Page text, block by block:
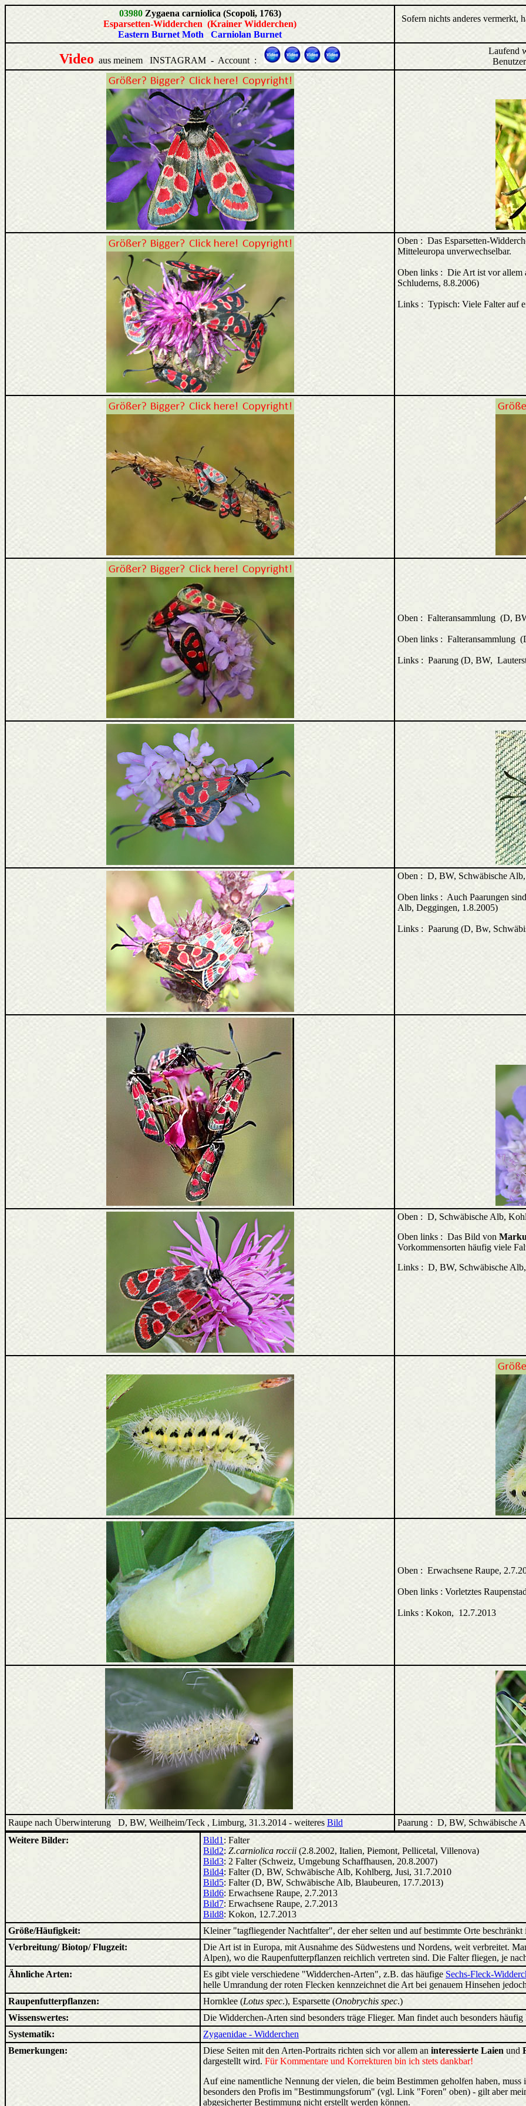
03980 Zygaena carniolica (Scopoli, 1763)
Esparsetten-Widderchen (Krainer Widderchen)
Eastern Burnet Moth Carniolan Burnet
Sofern nichts anderes vermerkt,
Video aus meinem INSTAGRAM - Account :
Laufend
Oben : Das Esparsetten-
Mitteleuropa unverwechselbar.
Oben links : Die Art ist vor allem
Schluderns, 8.8.2006)
Links : Typisch: Viele Falter auf
Oben : Falteransammlung (D,
Oben links : Falteransammlung
Links : Paarung (D, BW,
Oben : D, BW, Schwäbische
Oben links : Auch Paarungen
Alb, Deggingen, 1.8.2005)
Links : Paarung (D, Bw,
Oben : D, Schwäbische Alb,
Oben links : Das Bild von
Vorkommensorten häufig viele
Links : D, BW, Schwäbische
Oben : Erwachsene Raupe,
Oben links : Vorletztes
Links : Kokon, 12.7.2013
Raupe nach Überwinterung D, BW, Weilheim/Teck , Limburg, 31.3.2014 - weiteres Bild
Paarung : D, BW, Schwäbische
Weitere Bilder:
Bild1 : Falter
Bild2: Z.carniolica roccii (2.8.2002, Italien, Piemont, Pellicetal, Villenova)
Bild3: 2 Falter (Schweiz, Umgebung Schaffhausen, 20.8.2007)
Bild4: Falter (D, BW, Schwäbische Alb, Kohlberg, Jusi, 31.7.2010
Bild5: Falter (D, BW, Schwäbische Alb, Blaubeuren, 17.7.2013)
Bild6: Erwachsene Raupe, 2.7.2013
Bild7: Erwachsene Raupe, 2.7.2013
Bild8: Kokon, 12.7.2013
Größe/Häufigkeit:
Kleiner "tagfliegender Nachtfalter", der eher selten und auf bestimmte Orte beschränkt
Verbreitung/ Biotop/ Flugzeit:
Die Art ist in Europa, mit Ausnahme des Südwestens und Nordens, weit verbreitet.
Alpen), wo die Raupenfutterpflanzen reichlich vertreten sind. Die Falter fliegen, je
Ähnliche Arten:
Es gibt viele verschiedene "Widderchen-Arten", z.B. das häufige Sechs-Fleck-
helle Umrandung der roten Flecken kennzeichnet die Art bei genauem Hinsehen
Raupenfutterpflanzen:
Hornklee (Lotus spec.), Esparsette (Onobrychis spec.)
Wissenswertes:
Die Widderchen-Arten sind besonders träge Flieger. Man findet auch besonders
Systematik:
Zygaenidae - Widderchen
Bemerkungen:
Diese Seiten mit den Arten-Portraits richten sich vor allem an interessierte Laien und
dargestellt wird. Für Kommentare und Korrekturen bin ich stets dankbar!
Auf eine namentliche Nennung der vielen, die beim Bestimmen geholfen haben,
besonders den Profis im "Bestimmungsforum" (vgl. Link "Foren" oben) - gilt aber
abgesicherter Bestimmung nicht erstellt werden können.